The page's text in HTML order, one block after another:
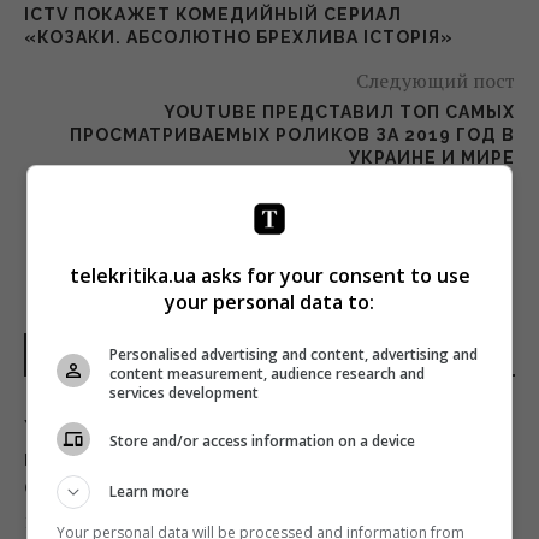
ICTV ПОКАЖЕТ КОМЕДИЙНЫЙ СЕРИАЛ
«КОЗАКИ. АБСОЛЮТНО БРЕХЛИВА ІСТОРІЯ»
Следующий пост
YOUTUBE ПРЕДСТАВИЛ ТОП САМЫХ
ПРОСМАТРИВАЕМЫХ РОЛИКОВ ЗА 2019 ГОД В
УКРАИНЕ И МИРЕ
НОВОСТИ УКРАИНЫ
Украина из просителя помощи
превратилась в образцового союзника
США, - The Atlantic
17:31 воскресенье, 09 августа 2026
telekritika.ua asks for your consent to use
your personal data to:
Personalised advertising and content, advertising and
content measurement, audience research and
services development
Store and/or access information on a device
Learn more
Your personal data will be processed and information from